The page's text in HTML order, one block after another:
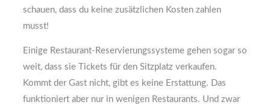
schauen, dass du keine zusätzlichen Kosten zahlen
musst!
Einige Restaurant-Reservierungssysteme gehen sogar so
weit, dass sie Tickets für den Sitzplatz verkaufen.
Kommt der Gast nicht, gibt es keine Erstattung. Das
funktioniert aber nur in wenigen Restaurants. Und zwar